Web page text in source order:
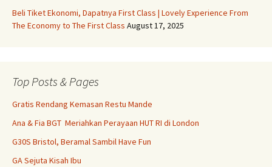
Beli Tiket Ekonomi, Dapatnya First Class | Lovely Experience From
The Economy to The First Class August 17, 2025
Top Posts & Pages
Gratis Rendang Kemasan Restu Mande
Ana & Fia BGT Meriahkan Perayaan HUT RI di London
G30S Bristol, Beramal Sambil Have Fun
GA Sejuta Kisah Ibu